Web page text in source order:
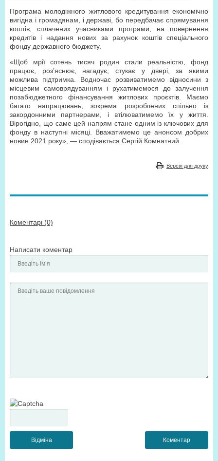
Програма молодіжного житлового кредитування економічно
вигідна і громадянам, і державі, бо передбачає спрямування
коштів, сплачених учасниками програми, на повернення
кредитів і надання нових за рахунок коштів спеціального
фонду державного бюджету.
«Щоб мрії сотень тисяч родин стали реальністю, фонд
працює, роз’яснює, нагадує, стукає у двері, за якими
можлива підтримка. Водночас розвиватимемо відносини з
місцевим самоврядуванням і рухатимемося до залучення
позабюджетного фінансування житлових проєктів. Маємо
багато напрацювань, зокрема розроблених спільно із
закордонними партнерами, і втілюватимемо їх у життя.
Вірогідно, що саме цей напрям стане одним із ключових для
фонду в наступні місяці. Вважатимемо це анонсом добрих
новин 2021 року», — сподівається Сергій Комнатний.
Версія для друку
Коментарі (0)
Написати коментар